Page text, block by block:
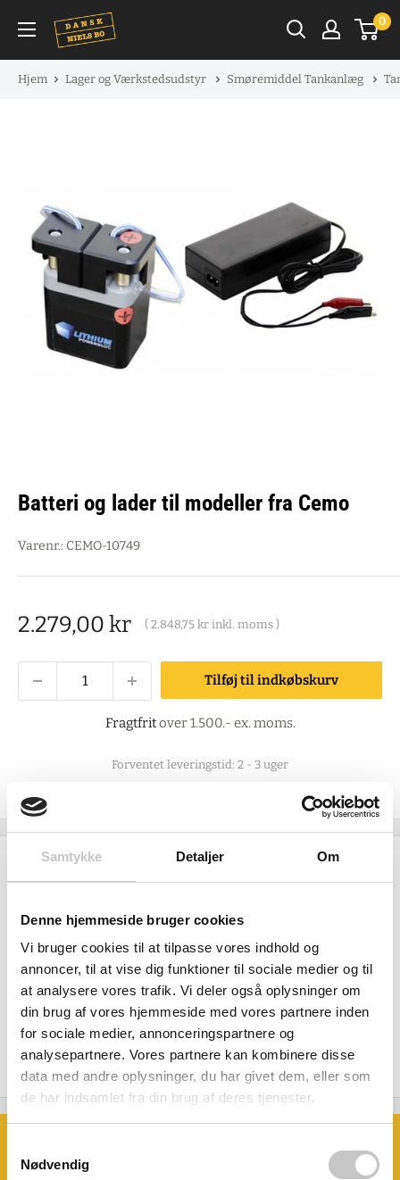
Samtykke Detaljer Om
Denne hjemmeside bruger cookies
Vi bruger cookies til at tilpasse vores indhold og
annoncer, til at vise dig funktioner til sociale medier og til
at analysere vores trafik. Vi deler også oplysninger om
din brug af vores hjemmeside med vores partnere inden
for sociale medier, annonceringspartnere og
analysepartnere. Vores partnere kan kombinere disse
data med andre oplysninger, du har givet dem, eller som
de har indsamlet fra din brug af deres tjenester.
Nødvendig
indhold
0
Hjem Lager og Værkstedsudstyr Smøremiddel Tankanlæg
Batteri og lader til modeller fra Cemo
Varenr.: CEMO-10749
Salgspris
2.279,00 kr ( 2.848,75 kr inkl. moms )
Tilføj til indkøbskurv
Fragtfritover 1.500.- ex. moms.
Forventet leveringstid: 2 - 3 uger
Beskrivelse
og lader til modeller uden batteri.
Tilstrækkelig til en gennemstrømningshastighed på ca.
300 - 389 liter
uden tomgang, afhængigt af pumpen, opladningstid ca. 66
Ønsker du at se eller prøve nogle af